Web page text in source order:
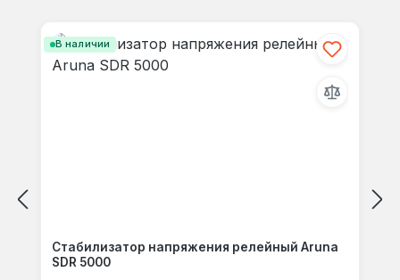
В наличии
Стабилизатор напряжения релейный Aruna
SDR 5000